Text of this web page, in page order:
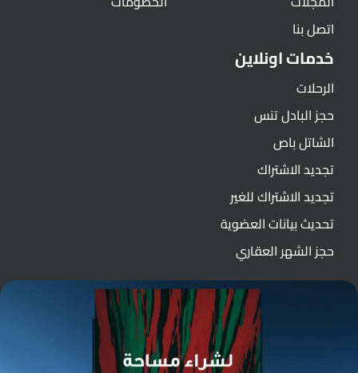
اتصل بنا
خدمات اونلاين
الرحلات
حجز البادل تنس
الشاتل باص
تجديد الاشتراك
تجديد الاشتراك للغير
تحديث بيانات العضوية
حجز الشهر العقاري